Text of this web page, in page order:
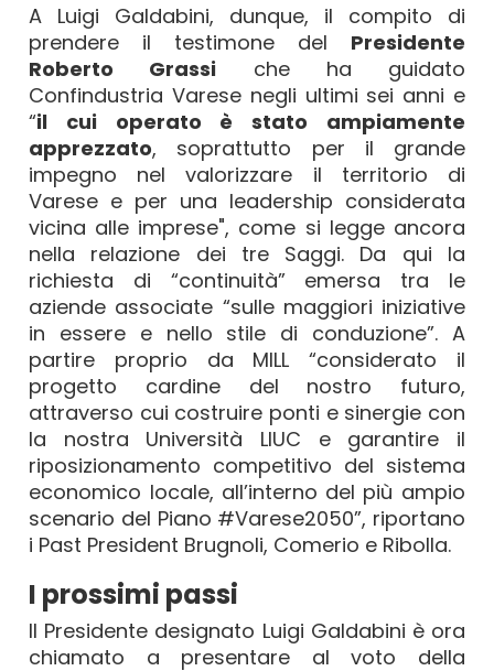
A Luigi Galdabini, dunque, il compito di
prendere il testimone del Presidente
Roberto Grassi che ha guidato
Confindustria Varese negli ultimi sei anni e
“il cui operato è stato ampiamente
apprezzato, soprattutto per il grande
impegno nel valorizzare il territorio di
Varese e per una leadership considerata
vicina alle imprese", come si legge ancora
nella relazione dei tre Saggi. Da qui la
richiesta di “continuità” emersa tra le
aziende associate “sulle maggiori iniziative
in essere e nello stile di conduzione”. A
partire proprio da MILL “considerato il
progetto cardine del nostro futuro,
attraverso cui costruire ponti e sinergie con
la nostra Università LIUC e garantire il
riposizionamento competitivo del sistema
economico locale, all’interno del più ampio
scenario del Piano #Varese2050”, riportano
i Past President Brugnoli, Comerio e Ribolla.
I prossimi passi
Il Presidente designato Luigi Galdabini è ora
chiamato a presentare al voto della